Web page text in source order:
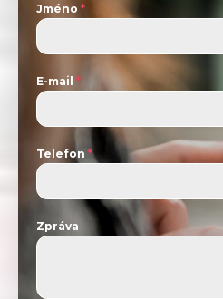
Jméno *
E-mail *
Telefon *
Zpráva